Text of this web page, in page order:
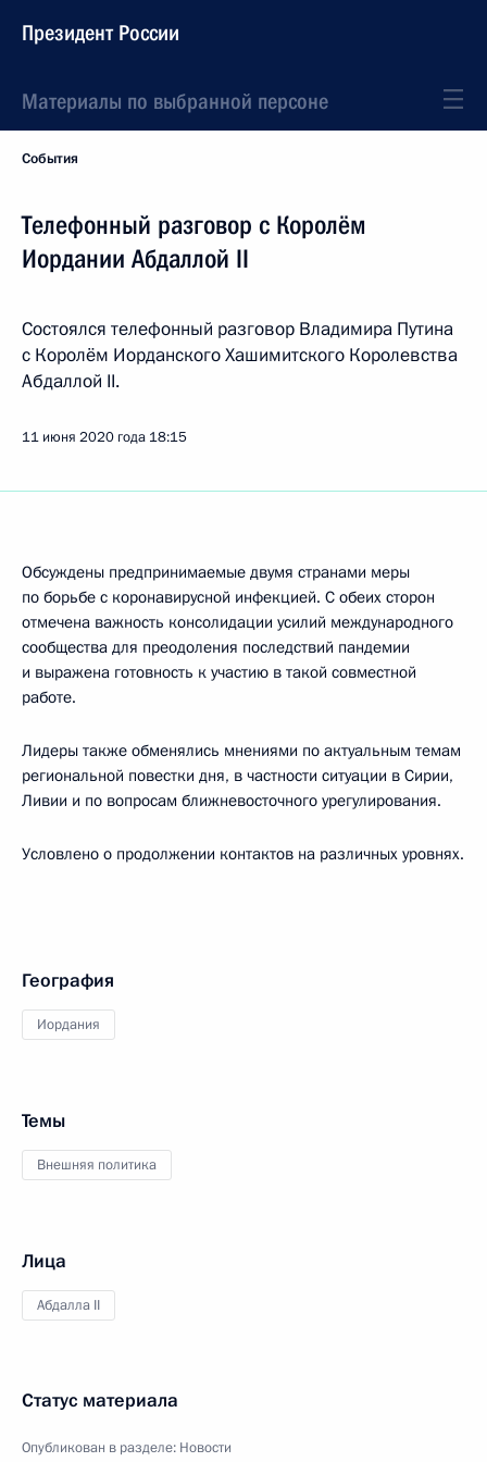
Президент России
Материалы по выбранной персоне
События
Телефонный разговор с Королём
Иордании Абдаллой II
Состоялся телефонный разговор Владимира Путина
с Королём Иорданского Хашимитского Королевства
Абдаллой II.
11 июня 2020 года 18:15
Обсуждены предпринимаемые двумя странами меры
по борьбе с коронавирусной инфекцией. С обеих сторон
отмечена важность консолидации усилий международного
сообщества для преодоления последствий пандемии
и выражена готовность к участию в такой совместной
работе.
Лидеры также обменялись мнениями по актуальным темам
региональной повестки дня, в частности ситуации в Сирии,
Ливии и по вопросам ближневосточного урегулирования.
Условлено о продолжении контактов на различных уровнях.
География
Иордания
Темы
Внешняя политика
Лица
Абдалла II
Статус материала
Опубликован в разделе: Новости